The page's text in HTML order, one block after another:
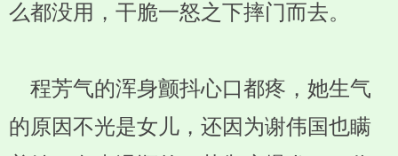
么都没用，干脆一怒之下摔门而去。
程芳气的浑身颤抖心口都疼，她生气
的原因不光是女儿，还因为谢伟国也瞒